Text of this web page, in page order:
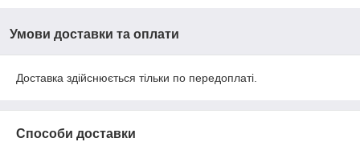
Умови доставки та оплати
Доставка здійснюється тільки по передоплаті.
Способи доставки